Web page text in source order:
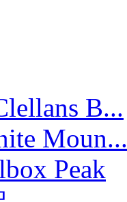
B...
Moun...
Peak